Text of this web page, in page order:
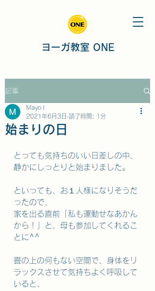
ヨーガ教室 ONE
記事
始まりの日
Mayo I
2021年6月3日 読了時間: 1分
とっても気持ちのいい日差しの中、
静かにしっとりと始まりました。
といっても、お１人様になりそうだ
ったので、
家を出る直前「私も運動せなあかん
から！」と、母も参加してくれるこ
とに^^
畳の上の何もない空間で、身体をリ
ラックスさせて気持ちよく呼吸して
いると、